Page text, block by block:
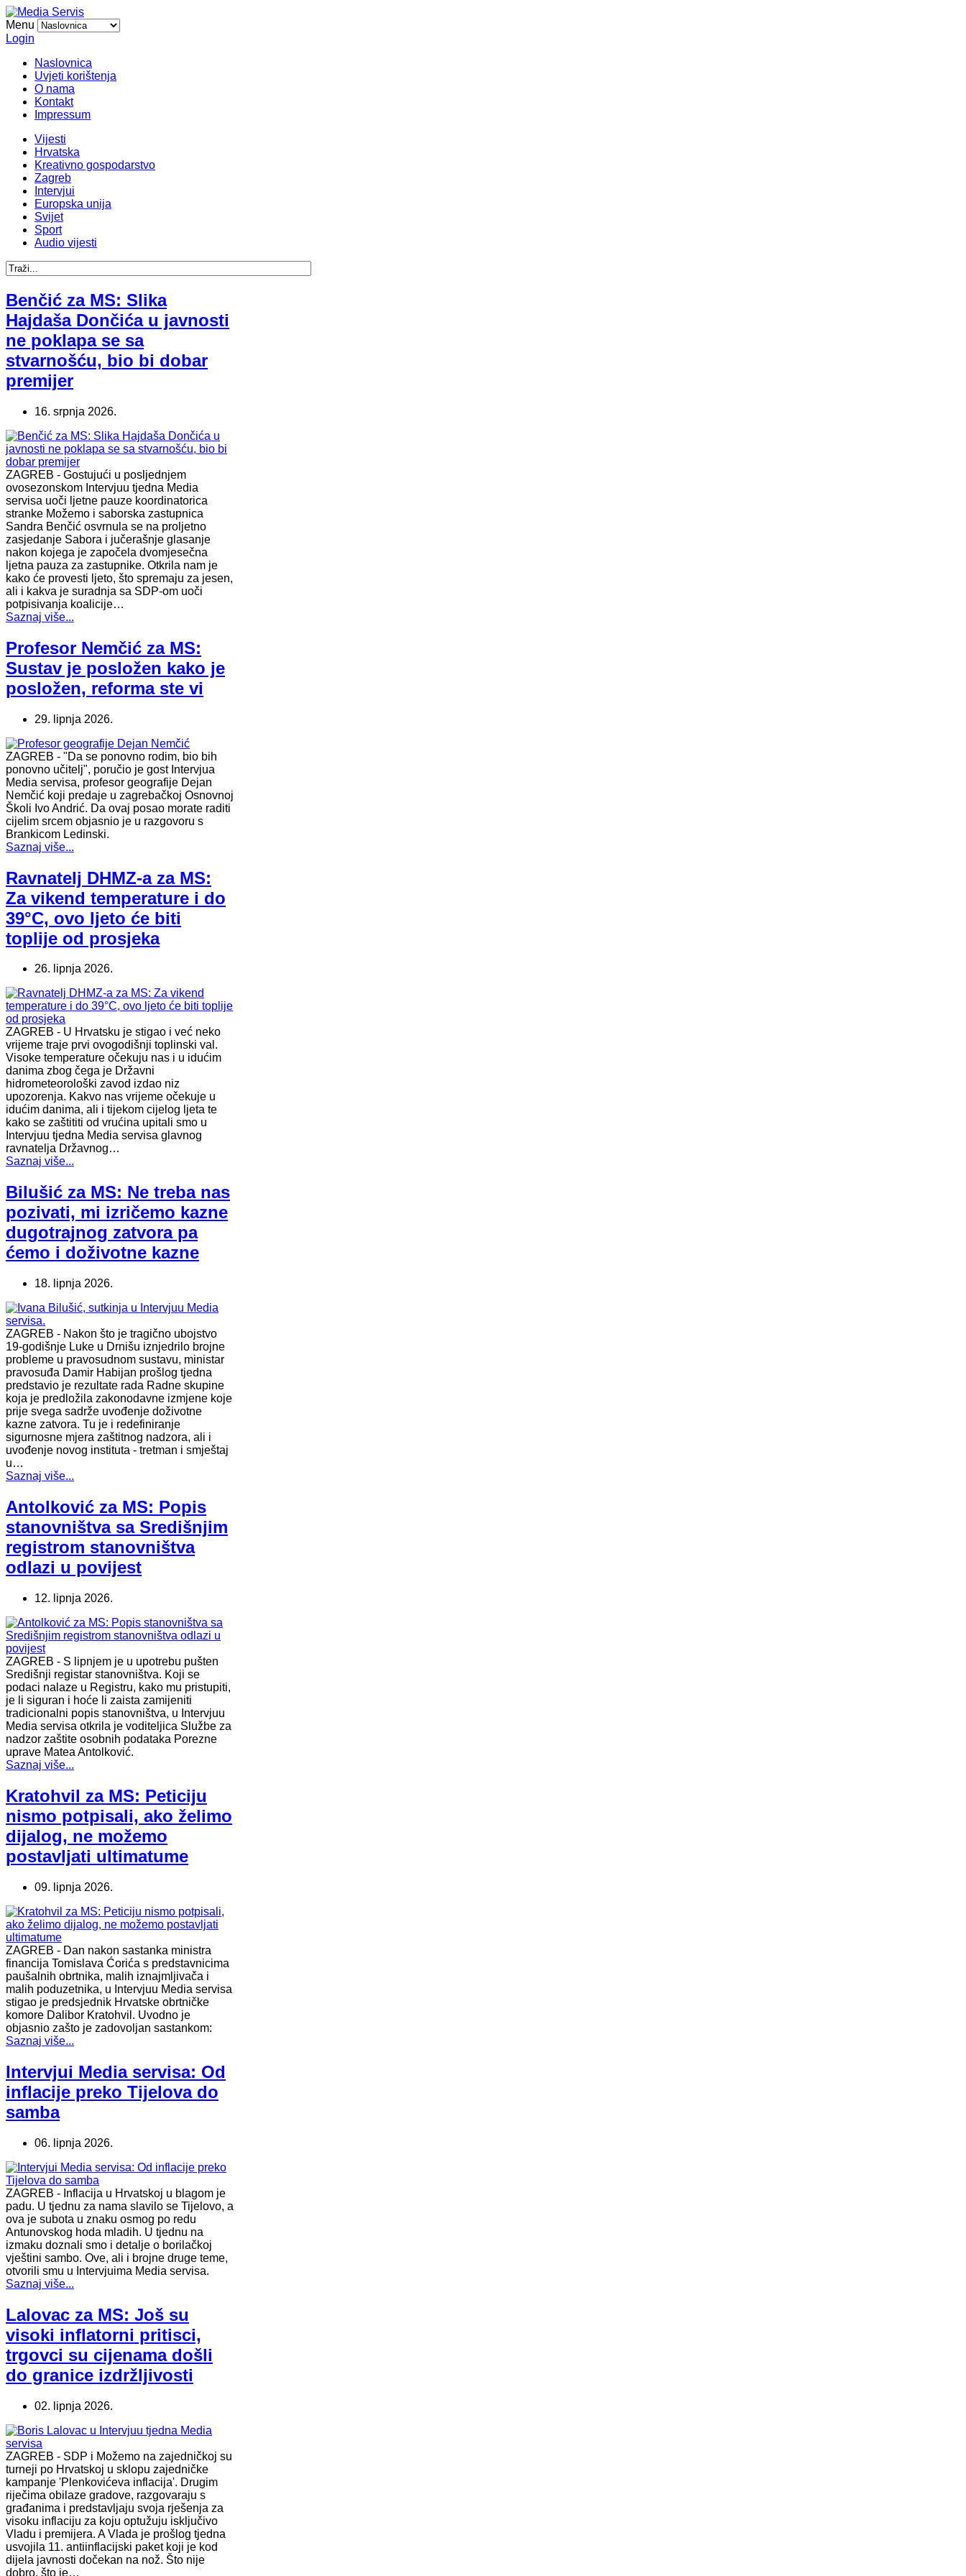
Menu
Login
Naslovnica
Uvjeti korištenja
O nama
Kontakt
Impressum
Vijesti
Hrvatska
Kreativno gospodarstvo
Zagreb
Intervjui
Europska unija
Svijet
Sport
Audio vijesti
Benčić za MS: Slika
Hajdaša Dončića u javnosti
ne poklapa se sa
stvarnošću, bio bi dobar
premijer
16. srpnja 2026.
ZAGREB - Gostujući u posljednjem
ovosezonskom Intervjuu tjedna Media
servisa uoči ljetne pauze koordinatorica
stranke Možemo i saborska zastupnica
Sandra Benčić osvrnula se na proljetno
zasjedanje Sabora i jučerašnje glasanje
nakon kojega je započela dvomjesečna
ljetna pauza za zastupnike. Otkrila nam je
kako će provesti ljeto, što spremaju za jesen,
ali i kakva je suradnja sa SDP-om uoči
potpisivanja koalicije…
Saznaj više...
Profesor Nemčić za MS:
Sustav je posložen kako je
posložen, reforma ste vi
29. lipnja 2026.
ZAGREB - "Da se ponovno rodim, bio bih
ponovno učitelj", poručio je gost Intervjua
Media servisa, profesor geografije Dejan
Nemčić koji predaje u zagrebačkoj Osnovnoj
Školi Ivo Andrić. Da ovaj posao morate raditi
cijelim srcem objasnio je u razgovoru s
Brankicom Ledinski.
Saznaj više...
Ravnatelj DHMZ-a za MS:
Za vikend temperature i do
39°C, ovo ljeto će biti
toplije od prosjeka
26. lipnja 2026.
ZAGREB - U Hrvatsku je stigao i već neko
vrijeme traje prvi ovogodišnji toplinski val.
Visoke temperature očekuju nas i u idućim
danima zbog čega je Državni
hidrometeorološki zavod izdao niz
upozorenja. Kakvo nas vrijeme očekuje u
idućim danima, ali i tijekom cijelog ljeta te
kako se zaštititi od vrućina upitali smo u
Intervjuu tjedna Media servisa glavnog
ravnatelja Državnog…
Saznaj više...
Bilušić za MS: Ne treba nas
pozivati, mi izričemo kazne
dugotrajnog zatvora pa
ćemo i doživotne kazne
18. lipnja 2026.
ZAGREB - Nakon što je tragično ubojstvo
19-godišnje Luke u Drnišu iznjedrilo brojne
probleme u pravosudnom sustavu, ministar
pravosuđa Damir Habijan prošlog tjedna
predstavio je rezultate rada Radne skupine
koja je predložila zakonodavne izmjene koje
prije svega sadrže uvođenje doživotne
kazne zatvora. Tu je i redefiniranje
sigurnosne mjera zaštitnog nadzora, ali i
uvođenje novog instituta - tretman i smještaj
u…
Saznaj više...
Antolković za MS: Popis
stanovništva sa Središnjim
registrom stanovništva
odlazi u povijest
12. lipnja 2026.
ZAGREB - S lipnjem je u upotrebu pušten
Središnji registar stanovništva. Koji se
podaci nalaze u Registru, kako mu pristupiti,
je li siguran i hoće li zaista zamijeniti
tradicionalni popis stanovništva, u Intervjuu
Media servisa otkrila je voditeljica Službe za
nadzor zaštite osobnih podataka Porezne
uprave Matea Antolković.
Saznaj više...
Kratohvil za MS: Peticiju
nismo potpisali, ako želimo
dijalog, ne možemo
postavljati ultimatume
09. lipnja 2026.
ZAGREB - Dan nakon sastanka ministra
financija Tomislava Ćorića s predstavnicima
paušalnih obrtnika, malih iznajmljivača i
malih poduzetnika, u Intervjuu Media servisa
stigao je predsjednik Hrvatske obrtničke
komore Dalibor Kratohvil. Uvodno je
objasnio zašto je zadovoljan sastankom:
Saznaj više...
Intervjui Media servisa: Od
inflacije preko Tijelova do
samba
06. lipnja 2026.
ZAGREB - Inflacija u Hrvatskoj u blagom je
padu. U tjednu za nama slavilo se Tijelovo, a
ova je subota u znaku osmog po redu
Antunovskog hoda mladih. U tjednu na
izmaku doznali smo i detalje o borilačkoj
vještini sambo. Ove, ali i brojne druge teme,
otvorili smu u Intervjuima Media servisa.
Saznaj više...
Lalovac za MS: Još su
visoki inflatorni pritisci,
trgovci su cijenama došli
do granice izdržljivosti
02. lipnja 2026.
ZAGREB - SDP i Možemo na zajedničkoj su
turneji po Hrvatskoj u sklopu zajedničke
kampanje 'Plenkovićeva inflacija'. Drugim
riječima obilaze gradove, razgovaraju s
građanima i predstavljaju svoja rješenja za
visoku inflaciju za koju optužuju isključivo
Vladu i premijera. A Vlada je prošlog tjedna
usvojila 11. antiinflacijski paket koji je kod
dijela javnosti dočekan na nož. Što nije
dobro, što je…